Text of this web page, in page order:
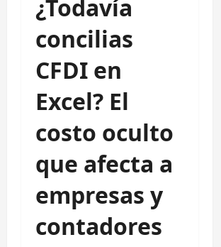
¿Todavía
concilias
CFDI en
Excel? El
costo oculto
que afecta a
empresas y
contadores